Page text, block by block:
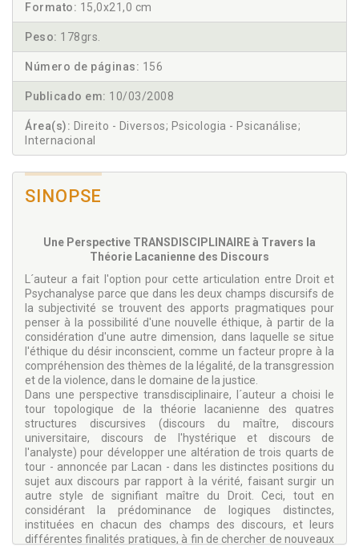
Formato: 15,0x21,0 cm
Peso: 178grs.
Número de páginas: 156
Publicado em: 10/03/2008
Área(s): Direito - Diversos; Psicologia - Psicanálise;
Internacional
SINOPSE
Une Perspective TRANSDISCIPLINAIRE à Travers la
Théorie Lacanienne des Discours
L´auteur a fait l'option pour cette articulation entre Droit et
Psychanalyse parce que dans les deux champs discursifs de
la subjectivité se trouvent des apports pragmatiques pour
penser à la possibilité d'une nouvelle éthique, à partir de la
considération d'une autre dimension, dans laquelle se situe
l'éthique du désir inconscient, comme un facteur propre à la
compréhension des thèmes de la légalité, de la transgression
et de la violence, dans le domaine de la justice.
Dans une perspective transdisciplinaire, l´auteur a choisi le
tour topologique de la théorie lacanienne des quatres
structures discursives (discours du maître, discours
universitaire, discours de l'hystérique et discours de
l'analyste) pour développer une altération de trois quarts de
tour - annoncée par Lacan - dans les distinctes positions du
sujet aux discours par rapport à la vérité, faisant surgir un
autre style de signifiant maître du Droit. Ceci, tout en
considérant la prédominance de logiques distinctes,
instituées en chacun des champs des discours, et leurs
différentes finalités pratiques, à fin de chercher de nouveaux